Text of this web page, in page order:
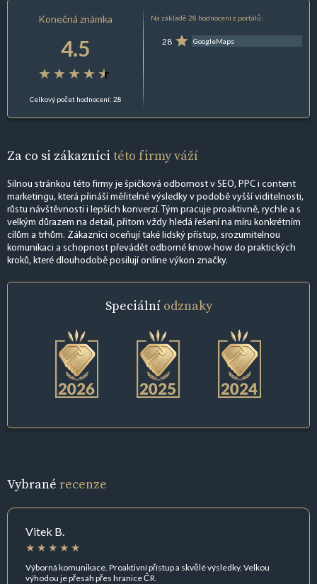
Konečná známka
4.5
Celkový počet hodnocení: 28
Na základě 28 hodnocení z portálů:
28 GoogleMaps
Za co si zákazníci této firmy váží
Silnou stránkou této firmy je špičková odbornost v SEO, PPC i content
marketingu, která přináší měřitelné výsledky v podobě vyšší viditelnosti,
růstu návštěvnosti i lepších konverzí. Tým pracuje proaktivně, rychle a s
velkým důrazem na detail, přitom vždy hledá řešení na míru konkrétním
cílům a trhům. Zákazníci oceňují také lidský přístup, srozumitelnou
komunikaci a schopnost převádět odborné know-how do praktických
kroků, které dlouhodobě posilují online výkon značky.
Speciální odznaky
Vybrané recenze
Vitek B.
Výborná komunikace. Proaktivní přístup a skvělé výsledky. Velkou
výhodou je přesah přes hranice ČR.